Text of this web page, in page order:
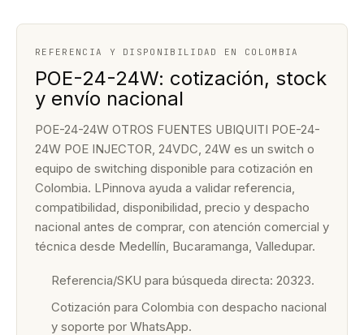
REFERENCIA Y DISPONIBILIDAD EN COLOMBIA
POE-24-24W: cotización, stock
y envío nacional
POE-24-24W OTROS FUENTES UBIQUITI POE-24-
24W POE INJECTOR, 24VDC, 24W es un switch o
equipo de switching disponible para cotización en
Colombia. LPinnova ayuda a validar referencia,
compatibilidad, disponibilidad, precio y despacho
nacional antes de comprar, con atención comercial y
técnica desde Medellín, Bucaramanga, Valledupar.
Referencia/SKU para búsqueda directa: 20323.
Cotización para Colombia con despacho nacional
y soporte por WhatsApp.